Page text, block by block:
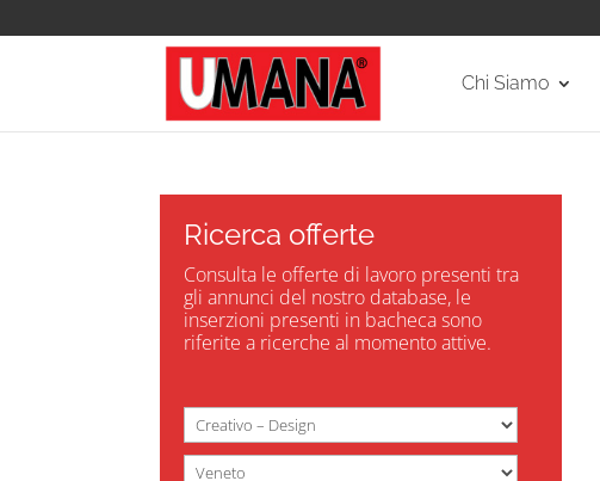
Chi Siamo
Ricerca offerte
Consulta le offerte di lavoro presenti tra
gli annunci del nostro database, le
inserzioni presenti in bacheca sono
riferite a ricerche al momento attive.